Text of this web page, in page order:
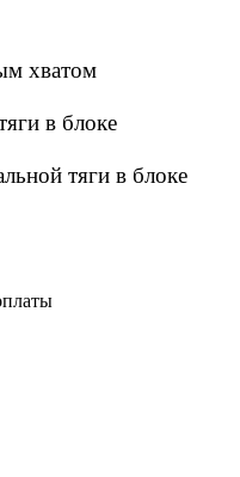
хватом
в блоке
тяги в блоке